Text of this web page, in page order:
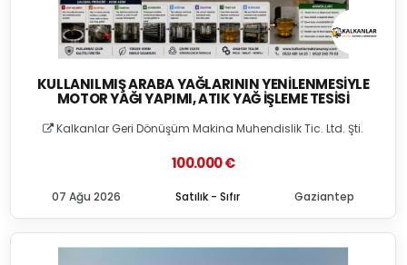
KULLANILMIŞ ARABA YAĞLARININ YENILENMESIYLE
MOTOR YAĞI YAPIMI, ATIK YAĞ İŞLEME TESISI
Kalkanlar Geri Dönüşüm Makina Muhendislik Tic. Ltd. Şti.
100.000 €
Satılık - Sıfır
07 Ağu 2026 Gaziantep